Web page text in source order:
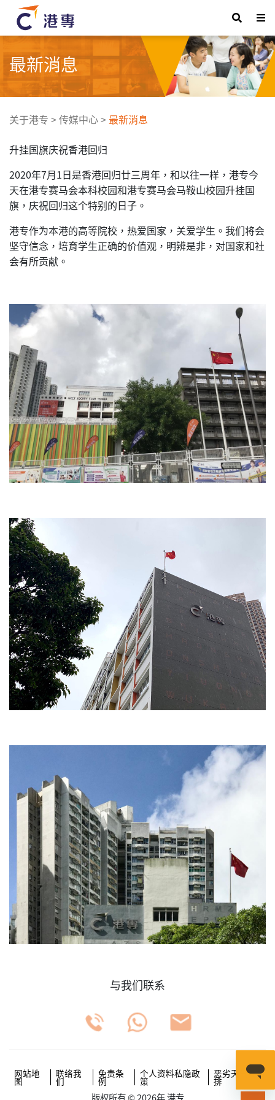
最新消息
关于港专 >传媒中心> 最新消息
升挂国旗庆祝香港回归
2020年7月1日是香港回归廿三周年，和以往一样，港专今
天在港专赛马会本科校园和港专赛马会马鞍山校园升挂国
旗，庆祝回归这个特别的日子。
港专作为本港的高等院校，热爱国家，关爱学生。我们将会
坚守信念，培育学生正确的价值观，明辨是非，对国家和社
会有所贡献。
与我们联系
网站地
图
联络我
们
免责条
例
个人资料私隐政
策
恶劣天气安
排
版权所有 © 2026年 港专